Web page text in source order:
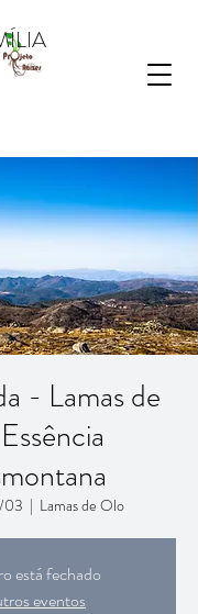
- Lamas de
03
  |
Lamas de Olo
está fechado
eventos